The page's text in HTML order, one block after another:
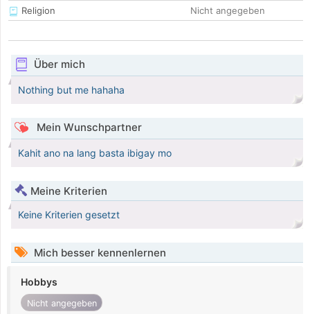
Religion
Nicht angegeben
Über mich
Nothing but me hahaha
Mein Wunschpartner
Kahit ano na lang basta ibigay mo
Meine Kriterien
Keine Kriterien gesetzt
Mich besser kennenlernen
Hobbys
Nicht angegeben